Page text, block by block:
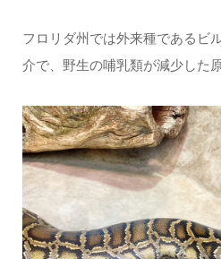
フロリダ州では外来種であるビ
介で、野生の哺乳類が減少した